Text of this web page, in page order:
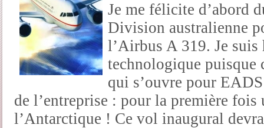
Je me félicite d’abord
Division australienne
l’Airbus A 319. Je suis
technologique puisque
qui s’ouvre pour
de l’entreprise : pour la première
l’Antarctique ! Ce vol inaugural